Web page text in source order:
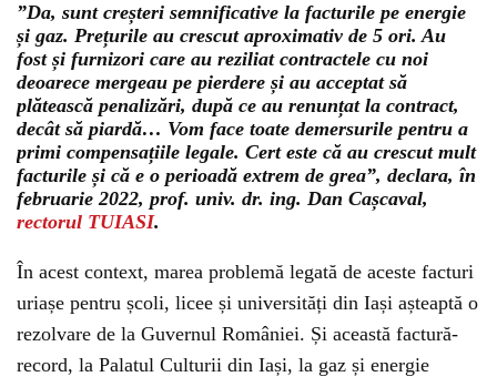
”Da, sunt creșteri semnificative la facturile pe energie
și gaz. Prețurile au crescut aproximativ de 5 ori. Au
fost și furnizori care au reziliat contractele cu noi
deoarece mergeau pe pierdere și au acceptat să
plătească penalizări, după ce au renunțat la contract,
decât să piardă… Vom face toate demersurile pentru a
primi compensațiile legale. Cert este că au crescut mult
facturile și că e o perioadă extrem de grea”, declara, în
februarie 2022, prof. univ. dr. ing. Dan Cașcaval,
rectorul TUIASI.
În acest context, marea problemă legată de aceste facturi
uriașe pentru școli, licee și universități din Iași așteaptă o
rezolvare de la Guvernul României. Și această factură-
record, la Palatul Culturii din Iași, la gaz și energie